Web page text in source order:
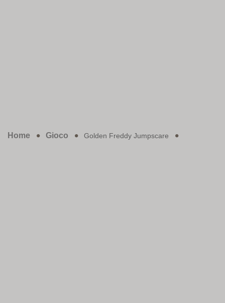
Home Gioco Golden Freddy Jumpscare